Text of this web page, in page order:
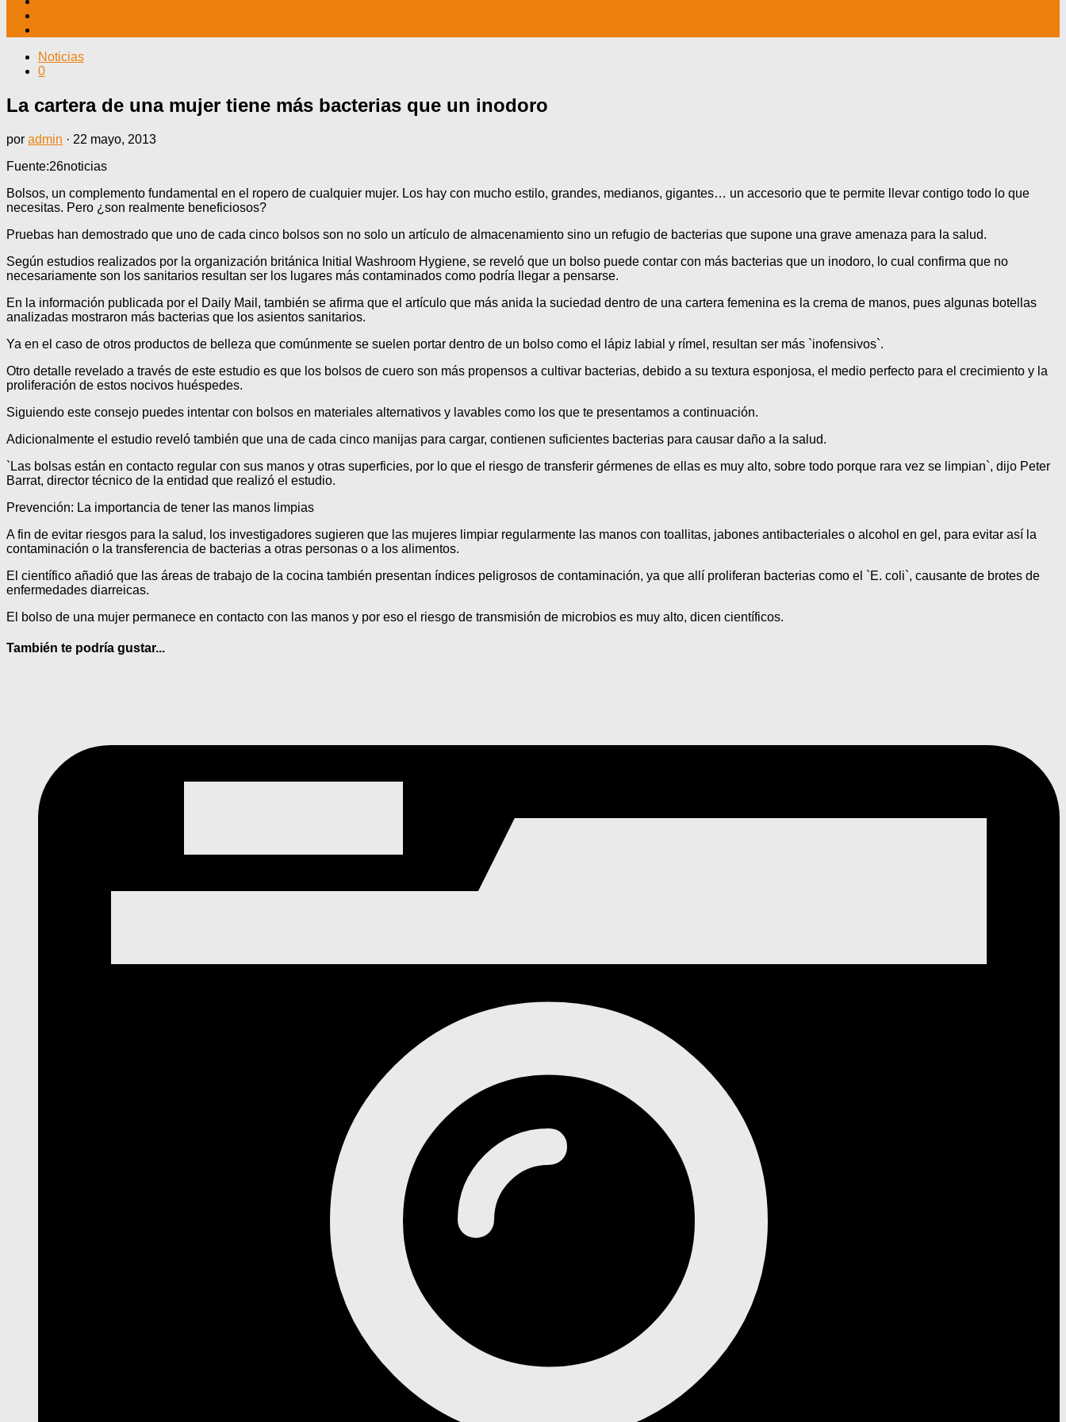
Noticias
0
La cartera de una mujer tiene más bacterias que un inodoro
por admin · 22 mayo, 2013
Fuente:26noticias
Bolsos, un complemento fundamental en el ropero de cualquier mujer. Los hay con mucho estilo, grandes, medianos, gigantes… un accesorio que te permite llevar contigo todo lo que
necesitas. Pero ¿son realmente beneficiosos?
Pruebas han demostrado que uno de cada cinco bolsos son no solo un artículo de almacenamiento sino un refugio de bacterias que supone una grave amenaza para la salud.
Según estudios realizados por la organización británica Initial Washroom Hygiene, se reveló que un bolso puede contar con más bacterias que un inodoro, lo cual confirma que no
necesariamente son los sanitarios resultan ser los lugares más contaminados como podría llegar a pensarse.
En la información publicada por el Daily Mail, también se afirma que el artículo que más anida la suciedad dentro de una cartera femenina es la crema de manos, pues algunas botellas
analizadas mostraron más bacterias que los asientos sanitarios.
Ya en el caso de otros productos de belleza que comúnmente se suelen portar dentro de un bolso como el lápiz labial y rímel, resultan ser más `inofensivos`.
Otro detalle revelado a través de este estudio es que los bolsos de cuero son más propensos a cultivar bacterias, debido a su textura esponjosa, el medio perfecto para el crecimiento y la
proliferación de estos nocivos huéspedes.
Siguiendo este consejo puedes intentar con bolsos en materiales alternativos y lavables como los que te presentamos a continuación.
Adicionalmente el estudio reveló también que una de cada cinco manijas para cargar, contienen suficientes bacterias para causar daño a la salud.
`Las bolsas están en contacto regular con sus manos y otras superficies, por lo que el riesgo de transferir gérmenes de ellas es muy alto, sobre todo porque rara vez se limpian`, dijo Peter
Barrat, director técnico de la entidad que realizó el estudio.
Prevención: La importancia de tener las manos limpias
A fin de evitar riesgos para la salud, los investigadores sugieren que las mujeres limpiar regularmente las manos con toallitas, jabones antibacteriales o alcohol en gel, para evitar así la
contaminación o la transferencia de bacterias a otras personas o a los alimentos.
El científico añadió que las áreas de trabajo de la cocina también presentan índices peligrosos de contaminación, ya que allí proliferan bacterias como el `E. coli`, causante de brotes de
enfermedades diarreicas.
El bolso de una mujer permanece en contacto con las manos y por eso el riesgo de transmisión de microbios es muy alto, dicen científicos.
También te podría gustar...